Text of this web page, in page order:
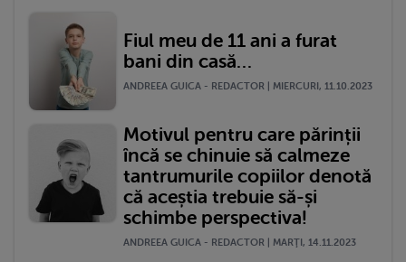
Fiul meu de 11 ani a furat
bani din casă…
ANDREEA GUICA - REDACTOR | MIERCURI, 11.10.2023
Motivul pentru care părinții
încă se chinuie să calmeze
tantrumurile copiilor denotă
că aceștia trebuie să-și
schimbe perspectiva!
ANDREEA GUICA - REDACTOR | MARŢI, 14.11.2023